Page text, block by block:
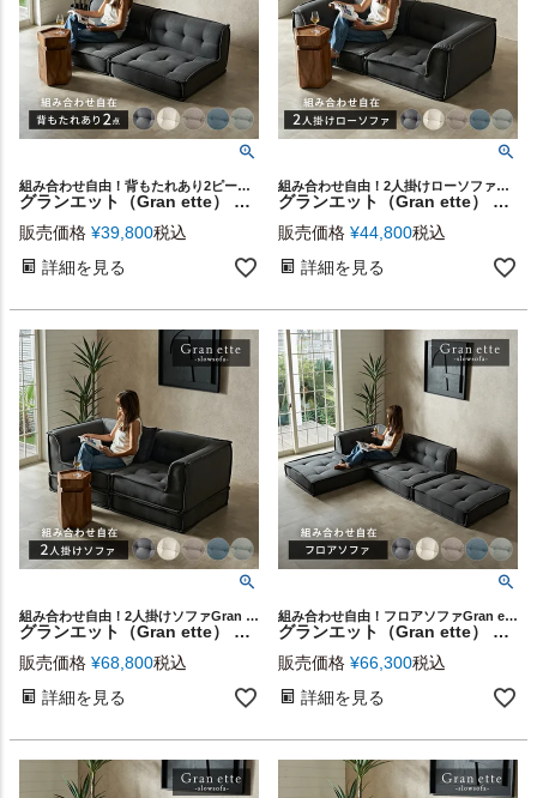
組み合わせ自由！背もたれあり2ピースGran ette
グランエット（Gran ette） 背もたれあり 2ピースセット [stc2-67198]
販売価格 ¥39,800税込
詳細を見る
組み合わせ自由！2人掛けローソファGran ette
グランエット（Gran ette） 2人掛けローソファ(2ピースセット) [stc2-67199]
販売価格 ¥44,800税込
詳細を見る
組み合わせ自由！2人掛けソファGran ette
グランエット（Gran ette） 2人掛けソファ(4ピースセット) [stc-ge-2p-a]
販売価格 ¥68,800税込
詳細を見る
組み合わせ自由！フロアソファGran ette
グランエット（Gran ette） フロアソファ ４点セット [stc-ge-2p-d]
販売価格 ¥66,300税込
詳細を見る